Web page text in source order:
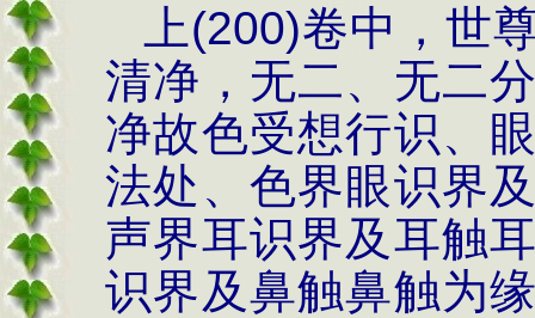
上(200)卷中，世
清净，无二、无二
净故色受想行识、
法处、色界眼识界
声界耳识界及耳触
识界及鼻触鼻触为